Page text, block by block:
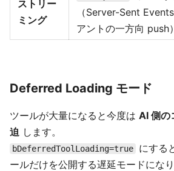
ストリー
ミング
（Server-Sent
アントの一方向 push
Deferred Loading モード
ツールが大量になると今度は AI 側の
迫 します。
bDeferredToolLoading=true
にする
ールだけを公開する遅延モードになり